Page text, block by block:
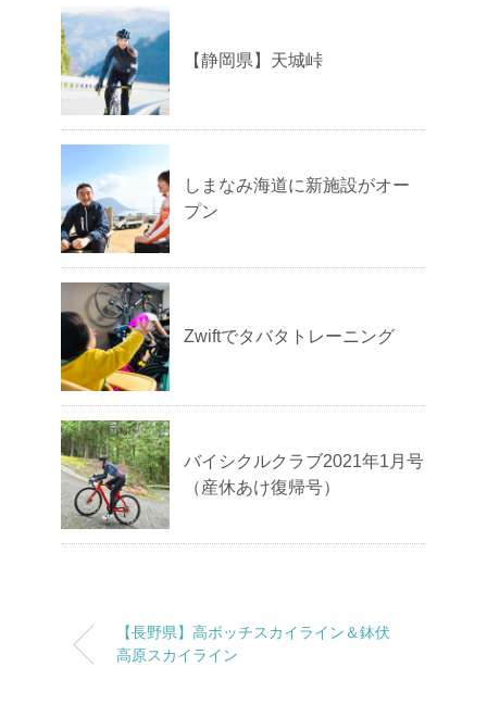
【静岡県】天城峠
しまなみ海道に新施設がオー
プン
Zwiftでタバタトレーニング
バイシクルクラブ2021年1月号
（産休あけ復帰号）
【長野県】高ボッチスカイライン＆鉢伏
高原スカイライン